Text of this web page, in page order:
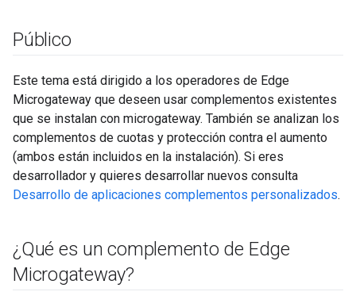
Público
Este tema está dirigido a los operadores de Edge
Microgateway que deseen usar complementos existentes
que se instalan con microgateway. También se analizan los
complementos de cuotas y protección contra el aumento
(ambos están incluidos en la instalación). Si eres
desarrollador y quieres desarrollar nuevos consulta
Desarrollo de aplicaciones complementos personalizados.
¿Qué es un complemento de Edge
Microgateway?